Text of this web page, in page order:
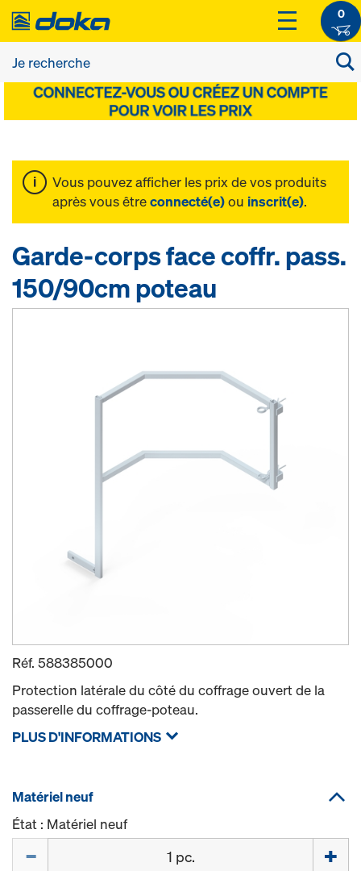
0
Vous pouvez afficher les prix de vos produits
après vous êtreconnecté(e)ou inscrit(e).
Garde-corps face coffr. pass.
150/90cm poteau
Réf. 588385000
Protection latérale du côté du coffrage ouvert de la
passerelle du coffrage-poteau.
PLUS D'INFORMATIONS
Matériel neuf
État : Matériel neuf